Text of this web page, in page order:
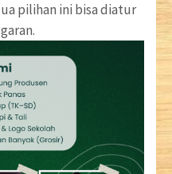
pilihan ini bisa diatur